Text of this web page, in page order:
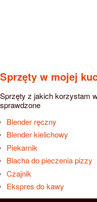
Sprzęty w mojej
Sprzęty z jakich korzystam
sprawdzone
Blender ręczny
Blender kielichowy
Piekarnik
Blacha do pieczenia pizzy
Czajnik
Ekspres do kawy